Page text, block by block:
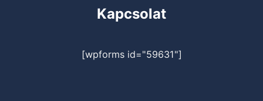
Kapcsolat
[wpforms id="59631"]